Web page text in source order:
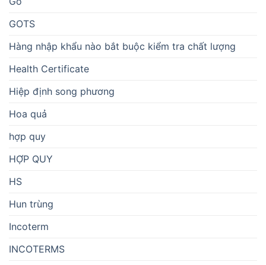
GOTS
Hàng nhập khẩu nào bắt buộc kiểm tra chất lượng
Health Certificate
Hiệp định song phương
Hoa quả
hợp quy
HỢP QUY
HS
Hun trùng
Incoterm
INCOTERMS